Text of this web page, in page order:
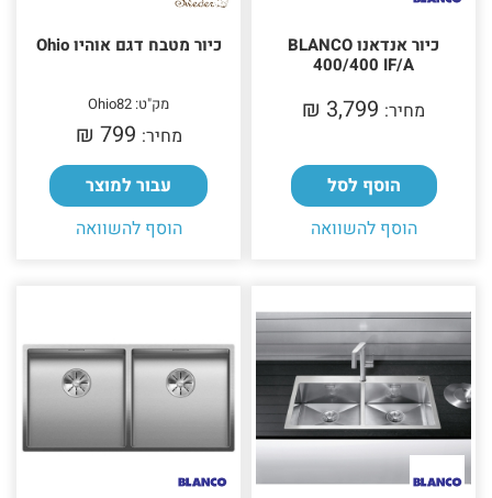
כיור אנדאנו BLANCO
400/400 IF/A
מחיר: 3,799 ₪‎
הוסף לסל
הוסף להשוואה
כיור מטבח דגם אוהיו Ohio
מק"ט: Ohio82
מחיר: 799 ₪‎
עבור למוצר
הוסף להשוואה